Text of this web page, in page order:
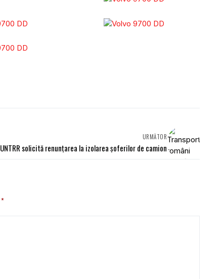
URMĂTOR
UNTRR solicită renunțarea la izolarea șoferilor de camion
*